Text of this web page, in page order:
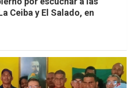
Ceiba y El Salado, en